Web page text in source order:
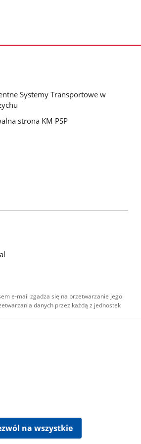
Systemy Transportowe w
strona KM PSP
e-mail zgadza się na przetwarzanie jego
danych przez każdą z jednostek
na wszystkie